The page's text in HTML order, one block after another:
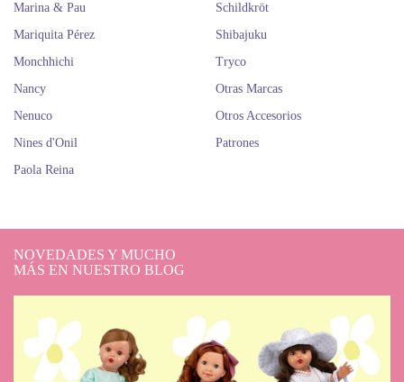
Marina & Pau
Mariquita Pérez
Monchhichi
Nancy
Nenuco
Nines d'Onil
Paola Reina
Schildkröt
Shibajuku
Tryco
Otras Marcas
Otros Accesorios
Patrones
NOVEDADES Y MUCHO
MÁS EN NUESTRO BLOG